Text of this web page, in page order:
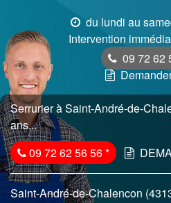
du lundi au
Intervention
09 72 62
Serrurier à Saint-André-de-
ans...
09 72 62 56 56*
Saint-André-de-Chalencon